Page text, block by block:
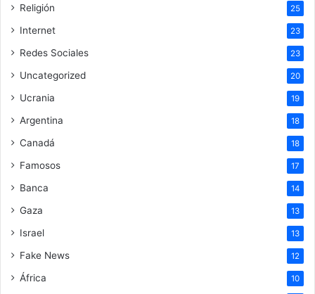
Religión 25
Internet 23
Redes Sociales 23
Uncategorized 20
Ucrania 19
Argentina 18
Canadá 18
Famosos 17
Banca 14
Gaza 13
Israel 13
Fake News 12
África 10